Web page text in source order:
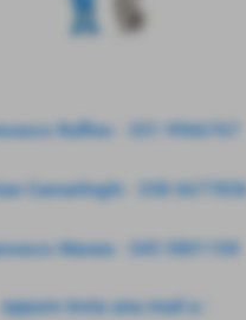
Ruffino - 331 9966767
Camarlinghi - 338 6677836
Maraia - 345 5801100
oppure invia una mail a :